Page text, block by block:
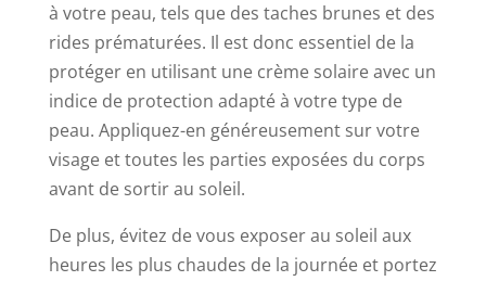
à votre peau, tels que des taches brunes et des
rides prématurées. Il est donc essentiel de la
protéger en utilisant une crème solaire avec un
indice de protection adapté à votre type de
peau. Appliquez-en généreusement sur votre
visage et toutes les parties exposées du corps
avant de sortir au soleil.
De plus, évitez de vous exposer au soleil aux
heures les plus chaudes de la journée et portez